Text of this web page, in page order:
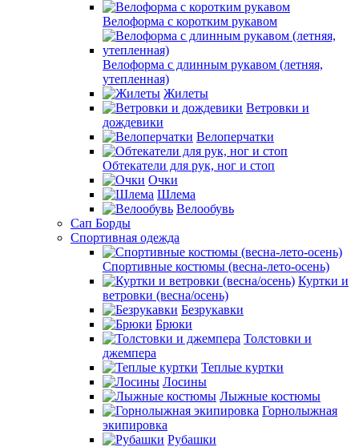
Велоформа с коротким рукавом
Велоформа с длинным рукавом (летняя,
утепленная)
Жилеты
Ветровки и
дождевики
Велоперчатки
Обтекатели для рук, ног и стоп
Очки
Шлема
Велообувь
Сап Борды
Спортивная одежда
Спортивные костюмы (весна-лето-осень)
Куртки и
ветровки (весна/осень)
Безрукавки
Брюки
Толстовки и
джемпера
Теплые куртки
Лосины
Лыжные костюмы
Горнолыжная
экипировка
Рубашки